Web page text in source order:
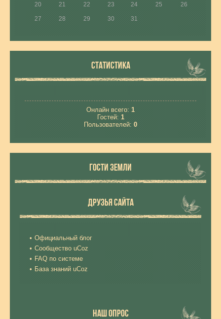
20 21 22 23 24 25 26
27 28 29 30 31
СТАТИСТИКА
Онлайн всего: 1
Гостей: 1
Пользователей: 0
ГОСТИ ЗЕМЛИ
ДРУЗЬЯ САЙТА
Официальный блог
Сообщество uCoz
FAQ по системе
База знаний uCoz
НАШ ОПРОС